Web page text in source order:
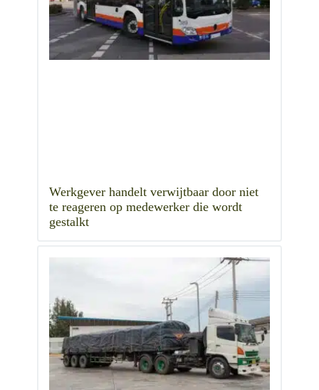
Werkgever handelt verwijtbaar door niet
te reageren op medewerker die wordt
gestalkt